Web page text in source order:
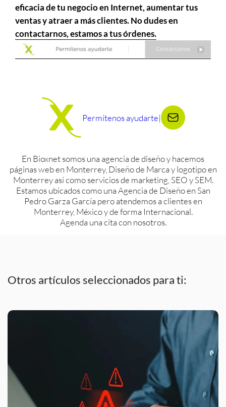
eficacia de tu negocio en Internet, aumentar tus
ventas y atraer a más clientes. No dudes en
contactarnos, estamos a tus órdenes.
Permítenos ayudarte|
En Bioxnet somos una agencia de diseño y hacemos
páginas web en Monterrey, Diseño de Marca y logotipo en
Monterrey así como servicios de marketing, SEO y SEM.
Estamos ubicados como una Agencia de Diseño en San
Pedro Garza García pero atendemos a clientes en
Monterrey, México y de forma Internacional.
Agenda una cita con nosotros.
Otros artículos seleccionados para ti: